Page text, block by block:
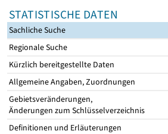
STATISTISCHE DATEN
Sachliche Suche
Regionale Suche
Kürzlich bereitgestellte Daten
Allgemeine Angaben, Zuordnungen
Gebietsveränderungen,
Änderungen zum Schlüsselverzeichnis
Definitionen und Erläuterungen